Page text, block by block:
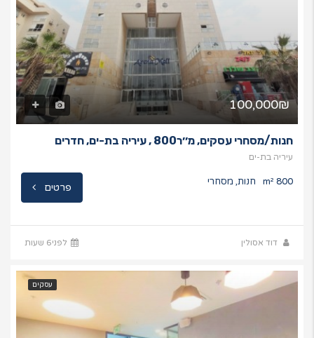
100,000₪
חנות/מסחרי עסקים, מ׳׳ר800 , עיריה בת-ים, חדרים
עיריה בת-ים
800 m² חנות, מסחרי פרטים
דוד אסולין לפני6 שעות
עסקים